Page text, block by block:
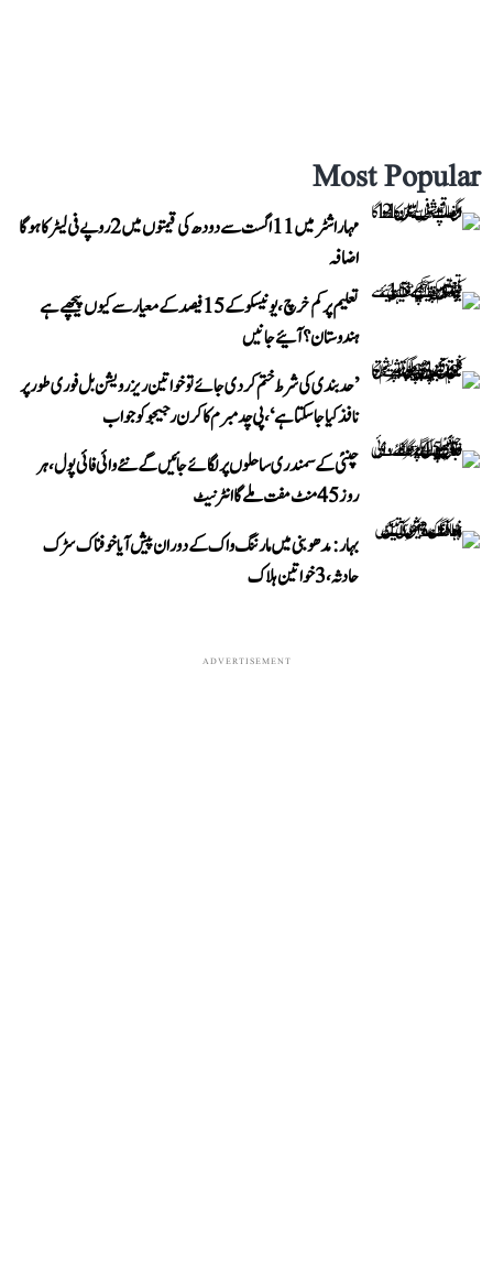
Most Popular
مہاراشٹر میں 11 اگست سے دودھ کی قیمتوں میں 2 روپے فی لیٹر کا ہوگا
اضافہ
تعلیم پر کم خرچ، یونیسکو کے 15 فیصد کے معیار سے کیوں پیچھے ہے
ہندوستان؟ آئیے جانیں
’حد بندی کی شرط ختم کر دی جائے تو خواتین ریزرویشن بل فوری طور پر
نافذ کیا جا سکتا ہے‘، پی چدمبرم کا کرن رجیجو کو جواب
چنئی کے سمندری ساحلوں پر لگائے جائیں گے نئے وائی فائی پول، ہر
روز 45 منٹ مفت ملے گا انٹرنیٹ
بہار: مدھوبنی میں مارننگ واک کے دوران پیش آیا خوفناک سڑک
حادثہ، 3 خواتین ہلاک
ADVERTISEMENT